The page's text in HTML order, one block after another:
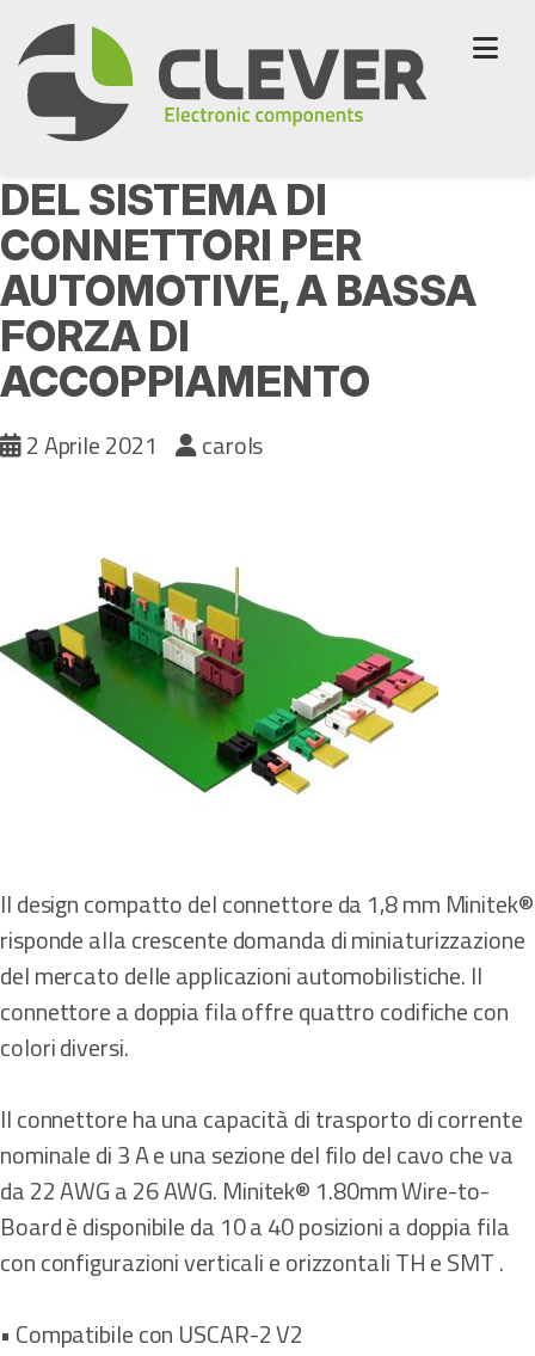
to
content
MAGGIORE AFFIDABILITÀ
DEL SISTEMA DI
CONNETTORI PER
AUTOMOTIVE, A BASSA
FORZA DI
ACCOPPIAMENTO
2 Aprile 2021 carols
Il design compatto del connettore da 1,8 mm Minitek®
risponde alla crescente domanda di miniaturizzazione
del mercato delle applicazioni automobilistiche. Il
connettore a doppia fila offre quattro codifiche con
colori diversi.
Il connettore ha una capacità di trasporto di corrente
nominale di 3 A e una sezione del filo del cavo che va
da 22 AWG a 26 AWG. Minitek® 1.80mm Wire-to-
Board è disponibile da 10 a 40 posizioni a doppia fila
con configurazioni verticali e orizzontali TH e SMT .
• Compatibile con USCAR-2 V2